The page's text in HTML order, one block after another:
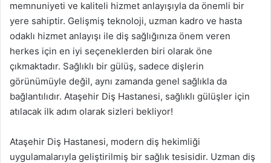
memnuniyeti ve kaliteli hizmet anlayışıyla da önemli bir
yere sahiptir. Gelişmiş teknoloji, uzman kadro ve hasta
odaklı hizmet anlayışı ile diş sağlığınıza önem veren
herkes için en iyi seçeneklerden biri olarak öne
çıkmaktadır. Sağlıklı bir gülüş, sadece dişlerin
görünümüyle değil, aynı zamanda genel sağlıkla da
bağlantılıdır. Ataşehir Diş Hastanesi, sağlıklı gülüşler için
atılacak ilk adım olarak sizleri bekliyor!
Ataşehir Diş Hastanesi, modern diş hekimliği
uygulamalarıyla geliştirilmiş bir sağlık tesisidir. Uzman diş